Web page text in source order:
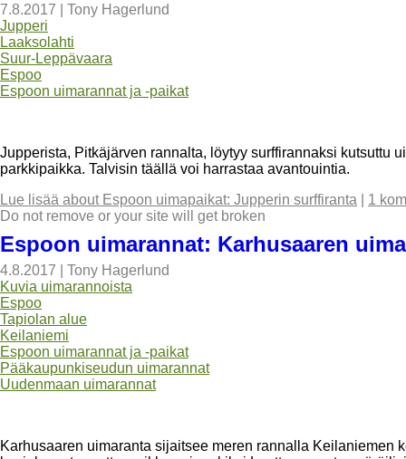
7.8.2017
Tony Hagerlund
Jupperi
Laaksolahti
Suur-Leppävaara
Espoo
Espoon uimarannat ja -paikat
Jupperista, Pitkäjärven rannalta, löytyy surffirannaksi kutsuttu
parkkipaikka. Talvisin täällä voi harrastaa avantouintia.
Lue lisää about Espoon uimapaikat: Jupperin surffiranta
1
Do not remove or your site will get broken
Espoon uimarannat: Karhusaaren
4.8.2017
Tony Hagerlund
Kuvia uimarannoista
Espoo
Tapiolan alue
Keilaniemi
Espoon uimarannat ja -paikat
Pääkaupunkiseudun uimarannat
Uudenmaan uimarannat
Karhusaaren uimaranta sijaitsee meren rannalla